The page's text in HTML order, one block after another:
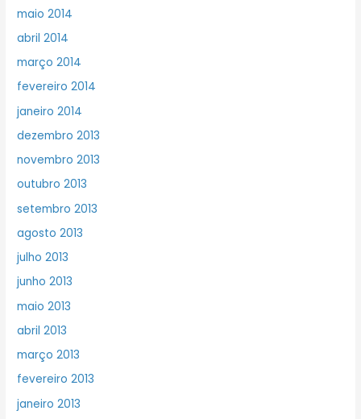
maio 2014
abril 2014
março 2014
fevereiro 2014
janeiro 2014
dezembro 2013
novembro 2013
outubro 2013
setembro 2013
agosto 2013
julho 2013
junho 2013
maio 2013
abril 2013
março 2013
fevereiro 2013
janeiro 2013